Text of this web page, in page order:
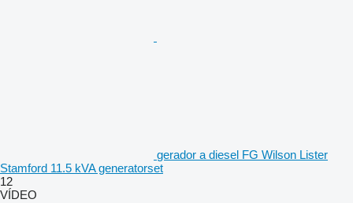
gerador a diesel FG Wilson Lister
Stamford 11.5 kVA generatorset
12
VÍDEO